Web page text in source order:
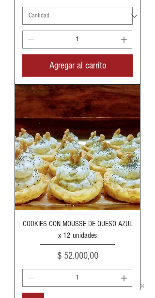
Agregar al carrito
COOKIES CON MOUSSE DE QUESO AZUL
x 12 unidades
Precio
$ 52.000,00